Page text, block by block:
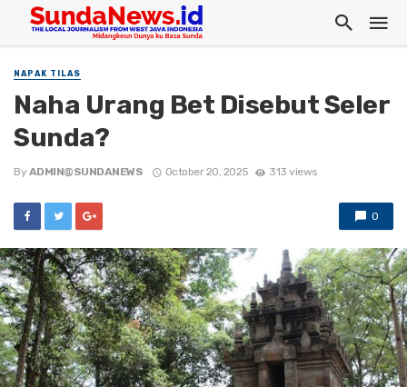
NAPAK TILAS
Naha Urang Bet Disebut Seler
Sunda?
By ADMIN@SUNDANEWS October 20, 2025 313 views
0